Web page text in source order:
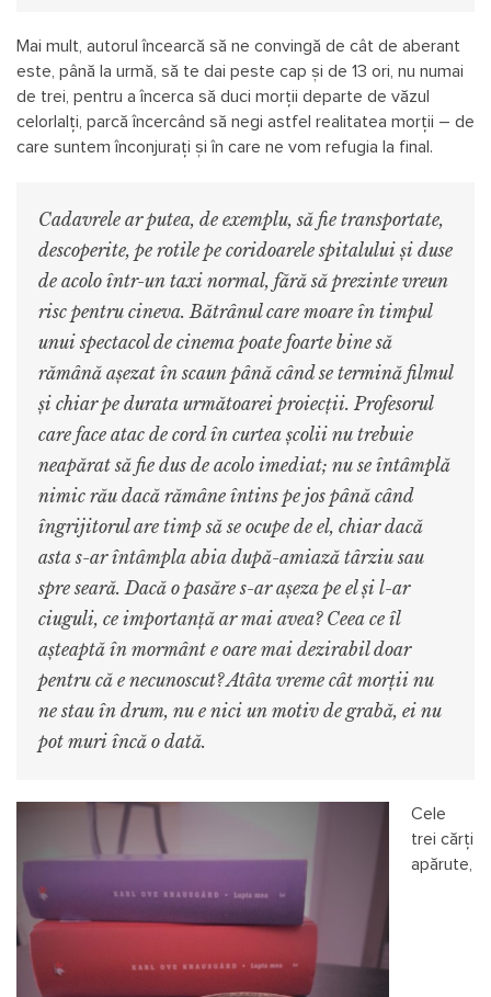
Mai mult, autorul încearcă să ne convingă de cât de aberant
este, până la urmă, să te dai peste cap și de 13 ori, nu numai
de trei, pentru a încerca să duci morții departe de văzul
celorlalți, parcă încercând să negi astfel realitatea morții – de
care suntem înconjurați și în care ne vom refugia la final.
Cadavrele ar putea, de exemplu, să fie transportate,
descoperite, pe rotile pe coridoarele spitalului și duse
de acolo într-un taxi normal, fără să prezinte vreun
risc pentru cineva. Bătrânul care moare în timpul
unui spectacol de cinema poate foarte bine să
rămână așezat în scaun până când se termină filmul
și chiar pe durata următoarei proiecții. Profesorul
care face atac de cord în curtea școlii nu trebuie
neapărat să fie dus de acolo imediat; nu se întâmplă
nimic rău dacă rămâne întins pe jos până când
îngrijitorul are timp să se ocupe de el, chiar dacă
asta s-ar întâmpla abia după-amiază târziu sau
spre seară. Dacă o pasăre s-ar așeza pe el și l-ar
ciuguli, ce importanță ar mai avea? Ceea ce îl
așteaptă în mormânt e oare mai dezirabil doar
pentru că e necunoscut? Atâta vreme cât morții nu
ne stau în drum, nu e nici un motiv de grabă, ei nu
pot muri încă o dată.
Cele
trei cărți
apărute,